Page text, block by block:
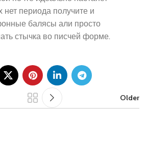
нет периода получите и
балясы али просто
стычка во писчей форме.
Older